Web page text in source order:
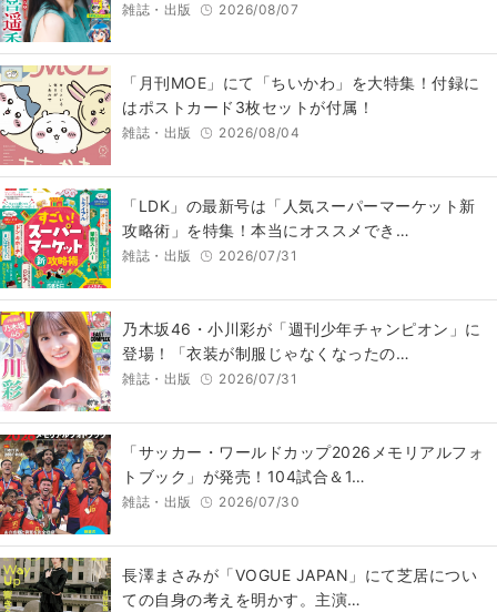
雑誌・出版 2026/08/07
「月刊MOE」にて「ちいかわ」を大特集！付録に
はポストカード3枚セットが付属！
雑誌・出版 2026/08/04
「LDK」の最新号は「人気スーパーマーケット新
攻略術」を特集！本当にオススメでき…
雑誌・出版 2026/07/31
乃木坂46・小川彩が「週刊少年チャンピオン」に
登場！「衣装が制服じゃなくなったの…
雑誌・出版 2026/07/31
「サッカー・ワールドカップ2026メモリアルフォ
トブック」が発売！104試合＆1…
雑誌・出版 2026/07/30
長澤まさみが「VOGUE JAPAN」にて芝居につい
ての自身の考えを明かす。主演…